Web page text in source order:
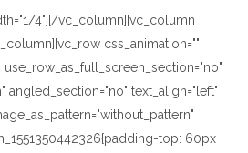
4"][/vc_column][vc_column
css_animation=""
angled_section="no" text_align="left"
top: 60px